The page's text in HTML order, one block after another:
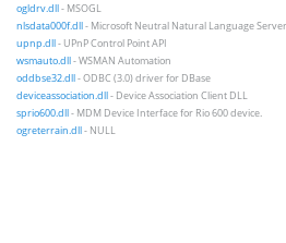
ogldrv.dll- MSOGL
nlsdata000f.dll- Microsoft Neutral Natural Language
upnp.dll- UPnP Control Point API
wsmauto.dll- WSMAN Automation
oddbse32.dll- ODBC (3.0) driver for DBase
deviceassociation.dll- Device Association Client DLL
sprio600.dll- MDM Device Interface for Rio 600 device.
ogreterrain.dll- NULL